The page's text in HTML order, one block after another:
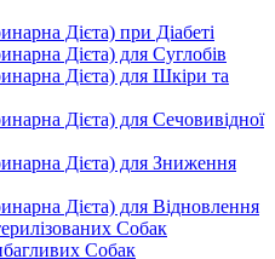
Дієта) при Діабеті
Дієта) для Суглобів
Дієта) для Шкіри та
Дієта) для Сечовивідної
Дієта) для Зниження
Дієта) для Відновлення
Собак
Собак